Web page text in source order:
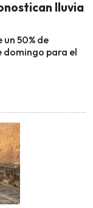
lluvia
50% de
domingo para el